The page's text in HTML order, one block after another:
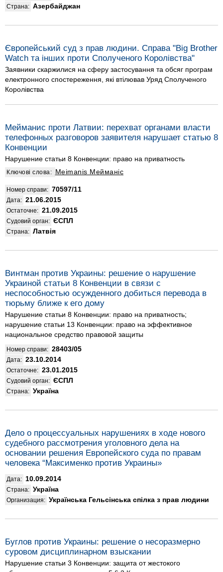
Страна: Азербайджан
Європейський суд з прав людини. Справа "Big Brother
Watch та інших проти Сполученого Королівства"
Заявники скаржилися на сферу застосування та обсяг програм
електронного спостереження, які втілював Уряд Сполученого
Королівства
Мейманис проти Латвии: перехват органами власти
телефонных разговоров заявителя нарушает статью 8
Конвенции
Нарушение статьи 8 Конвенции: право на приватность
Ключові слова: Meimanis Мейманіс
Номер справи: 70597/11
Дата: 21.06.2015
Остаточне: 21.09.2015
Судовий орган: ЄСПЛ
Страна: Латвія
Винтман против Украины: решение о нарушение
Украиной статьи 8 Конвенции в связи с
неспособностью осужденного добиться перевода в
тюрьму ближе к его дому
Нарушение статьи 8 Конвенции: право на приватность;
нарушение статьи 13 Конвенции: право на эффективное
национальное средство правовой защиты
Номер справи: 28403/05
Дата: 23.10.2014
Остаточне: 23.01.2015
Судовий орган: ЄСПЛ
Страна: Україна
Дело о процессуальных нарушениях в ходе нового
судебного рассмотрения уголовного дела на
основании решения Европейского суда по правам
человека “Максименко против Украины»
Дата: 10.09.2014
Страна: Україна
Организация: Українська Гельсінська спілка з прав людини
Буглов против Украины: решение о несоразмерно
суровом дисциплинарном взыскании
Нарушение статьи 3 Конвенции: защита от жестокого